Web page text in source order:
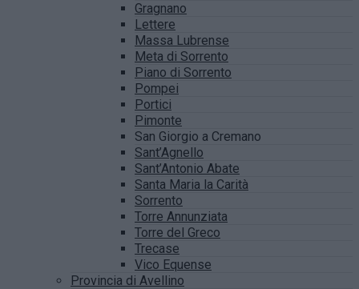
Gragnano
Lettere
Massa Lubrense
Meta di Sorrento
Piano di Sorrento
Pompei
Portici
Pimonte
San Giorgio a Cremano
Sant’Agnello
Sant’Antonio Abate
Santa Maria la Carità
Sorrento
Torre Annunziata
Torre del Greco
Trecase
Vico Equense
Provincia di Avellino